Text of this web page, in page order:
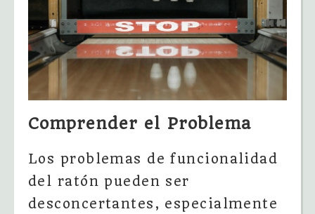
Comprender el Problema
Los problemas de funcionalidad
del ratón pueden ser
desconcertantes, especialmente